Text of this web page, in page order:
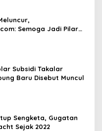
Semoga Jadi Pilar
Berintegritas
Subsidi Takalar
Baru Disebut Muncul
Sengketa, Gugatan
Sejak 2022